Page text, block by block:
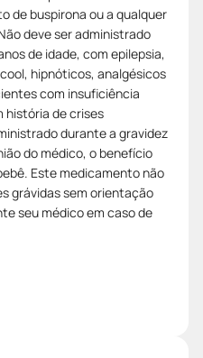
de buspirona ou a qualquer
deve ser administrado
de idade, com epilepsia,
hipnóticos, analgésicos
com insuficiência
história de crises
durante a gravidez
do médico, o benefício
Este medicamento não
grávidas sem orientação
seu médico em caso de